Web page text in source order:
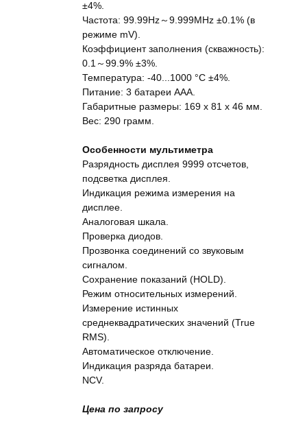
±4%.
Частота: 99.99Hz～9.999MHz ±0.1% (в
режиме mV).
Коэффициент заполнения (скважность):
0.1～99.9% ±3%.
Температура: -40...1000 °C ±4%.
Питание: 3 батареи ААА.
Габаритные размеры: 169 x 81 x 46 мм.
Вес: 290 грамм.
Особенности мультиметра
Разрядность дисплея 9999 отсчетов,
подсветка дисплея.
Индикация режима измерения на
дисплее.
Аналоговая шкала.
Проверка диодов.
Прозвонка соединений со звуковым
сигналом.
Сохранение показаний (HOLD).
Режим относительных измерений.
Измерение истинных
среднеквадратических значений (True
RMS).
Автоматическое отключение.
Индикация разряда батареи.
NCV.
Цена по запросу